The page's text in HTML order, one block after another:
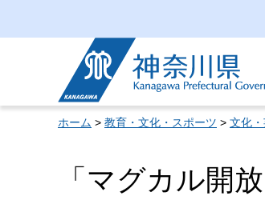
神奈川県
ホーム > 教育・文化・スポーツ > 文化
「マグカル開放